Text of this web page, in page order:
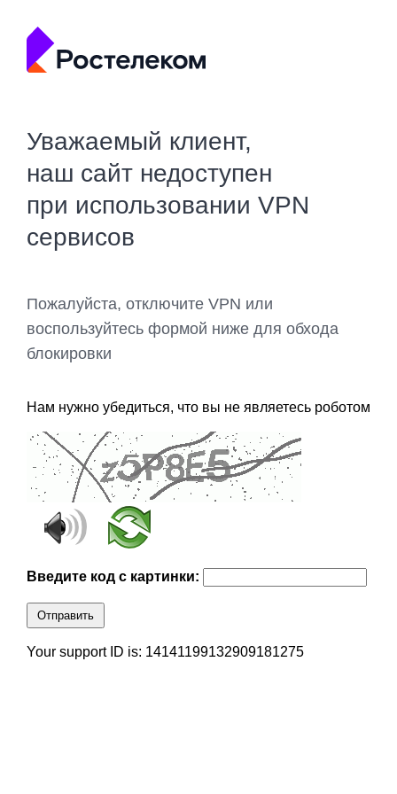
Уважаемый клиент,
наш сайт недоступен
при использовании VPN
сервисов
Пожалуйста, отключите VPN или
воспользуйтесь формой ниже для обхода
блокировки
Нам нужно убедиться, что вы не являетесь роботом
Введите код с картинки:
Отправить
Your support ID is: 14141199132909181275